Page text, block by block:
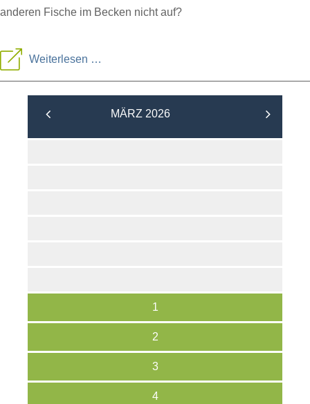
anderen Fische im Becken nicht auf?
Weiterlesen …
im
MÄRZ 2026
1
2
3
4